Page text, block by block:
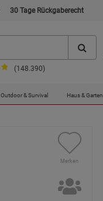
30 Tage Rückgaberecht
(148.390)
Outdoor & Survival Haus & Garten
Merken